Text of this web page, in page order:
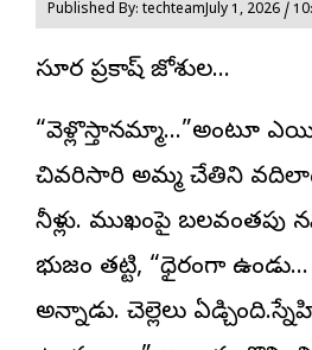
Published By: techteamJuly 1, 2026 /
సూర్య ప్రకాష్ జోశ్యుల…
“వెళ్లొస్తానమ్మా…”అంటూ
చివరిసారి అమ్మ చేతిని
నీళ్లు. ముఖంపై బలవంతపు
భుజం తట్టి, “ధైర్యంగా
అన్నాడు. చెల్లెలు